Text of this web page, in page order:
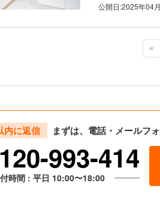
公開日:2025年04
内に返信 まずは、電話・メールフ
993-414
時間 : 平日 10:00〜18:00